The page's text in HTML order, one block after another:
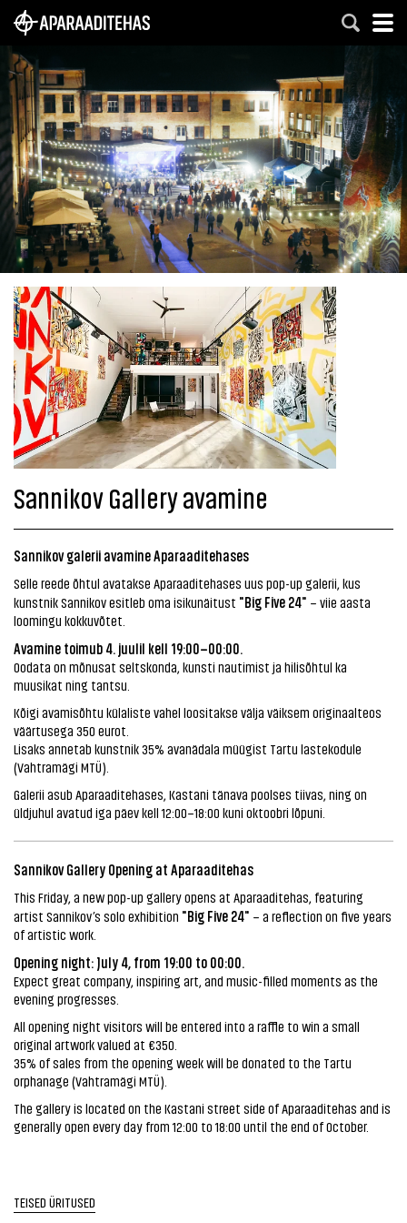
Sannikov Gallery avamine
Sannikov galerii avamine Aparaaditehases
Selle reede õhtul avatakse Aparaaditehases uus pop-up galerii, kus
kunstnik Sannikov esitleb oma isikunäitust "Big Five 24" – viie aasta
loomingu kokkuvõtet.
Avamine toimub 4. juulil kell 19:00–00:00.
Oodata on mõnusat seltskonda, kunsti nautimist ja hilisõhtul ka
muusikat ning tantsu.
Kõigi avamisõhtu külaliste vahel loositakse välja väiksem originaalteos
väärtusega 350 eurot.
Lisaks annetab kunstnik 35% avanädala müügist Tartu lastekodule
(Vahtramägi MTÜ).
Galerii asub Aparaaditehases, Kastani tänava poolses tiivas, ning on
üldjuhul avatud iga päev kell 12:00–18:00 kuni oktoobri lõpuni.
Sannikov Gallery Opening at Aparaaditehas
This Friday, a new pop-up gallery opens at Aparaaditehas, featuring
artist Sannikov’s solo exhibition "Big Five 24" – a reflection on five years
of artistic work.
Opening night: July 4, from 19:00 to 00:00.
Expect great company, inspiring art, and music-filled moments as the
evening progresses.
All opening night visitors will be entered into a raffle to win a small
original artwork valued at €350.
35% of sales from the opening week will be donated to the Tartu
orphanage (Vahtramägi MTÜ).
The gallery is located on the Kastani street side of Aparaaditehas and is
generally open every day from 12:00 to 18:00 until the end of October.
TEISED ÜRITUSED